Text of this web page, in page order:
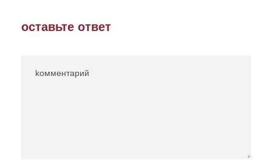
оставьте ответ